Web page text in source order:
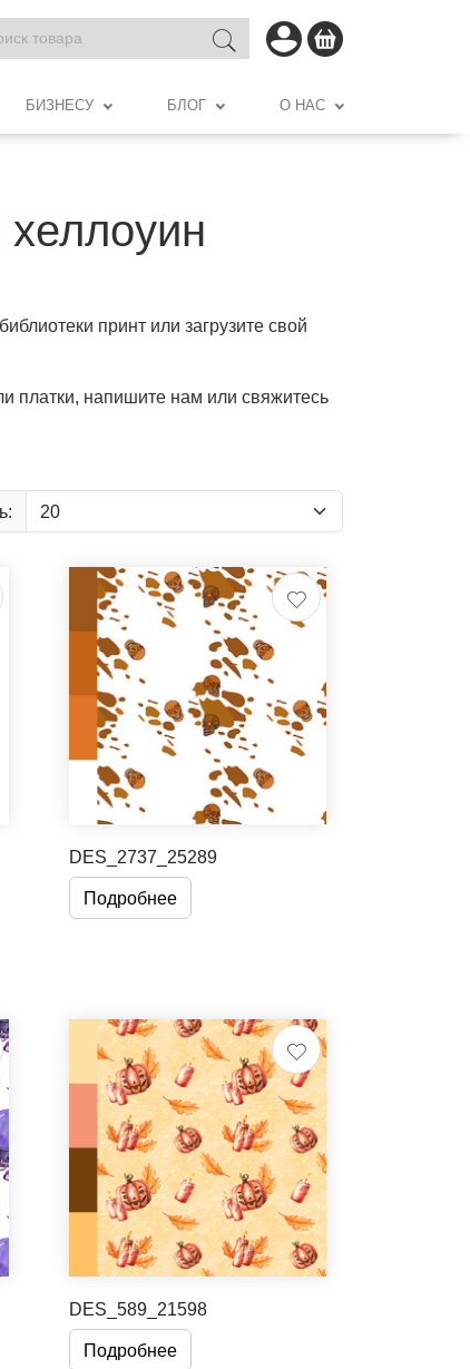
БИЗНЕСУ БЛОГ О НАС
хеллоуин
принт или загрузите свой
платки, напишите нам или свяжитесь
DES_2737_25289
Подробнее
DES_589_21598
Подробнее